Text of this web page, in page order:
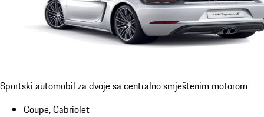
Sportski automobil za dvoje sa centralno smještenim motorom
Coupe, Cabriolet